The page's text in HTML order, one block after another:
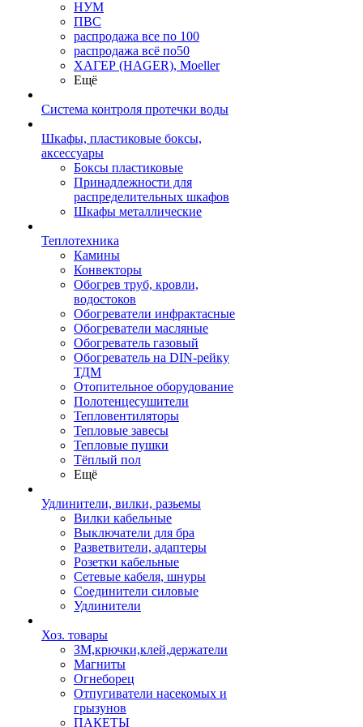
НУМ
ПВС
распродажа все по 100
распродажа всё по50
ХАГЕР (HAGER), Moeller
Ещё
Система контроля протечки воды
Шкафы, пластиковые боксы,
аксессуары
Боксы пластиковые
Принадлежности для
распределительных шкафов
Шкафы металлические
Теплотехника
Камины
Конвекторы
Обогрев труб, кровли,
водостоков
Обогреватели инфрактасные
Обогреватели масляные
Обогреватель газовый
Обогреватель на DIN-рейку
ТДМ
Отопительное оборудование
Полотенцесушители
Тепловентиляторы
Тепловые завесы
Тепловые пушки
Тёплый пол
Ещё
Удлинители, вилки, разьемы
Вилки кабельные
Выключатели для бра
Разветвители, адаптеры
Розетки кабельные
Сетевые кабеля, шнуры
Соединители силовые
Удлинители
Хоз. товары
ЗМ,крючки,клей,держатели
Магниты
Огнеборец
Отпугиватели насекомых и
грызунов
ПАКЕТЫ